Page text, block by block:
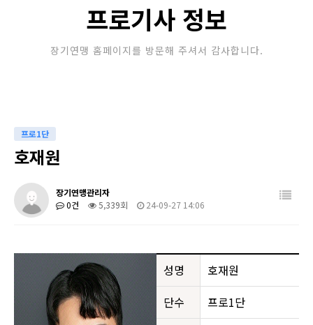
자료실
프로기사 정보
장기연맹 홈페이지를 방문해 주셔서 감사합니다.
프로1단
호재원
장기연맹관리자
0건
5,339회 24-09-27 14:06
성명
호재원
단수
프로1단